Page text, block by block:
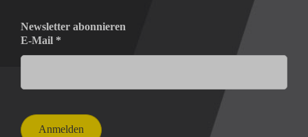
Newsletter abonnieren
E-Mail *